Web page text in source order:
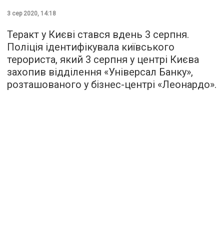
3 сер 2020, 14:18
Теракт у Києві стався вдень 3 серпня.
Поліція ідентифікувала київського
терориста, який 3 серпня у центрі Києва
захопив відділення «Універсал Банку»,
розташованого у бізнес-центрі «Леонардо».